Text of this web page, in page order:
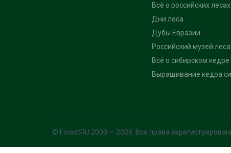
Всё о российских лесах
Дни леса
Дубы Евразии
Российский музей леса
Всё о сибирском
Выращивание кедра
© ForestRU 2000 — 2026. Все права